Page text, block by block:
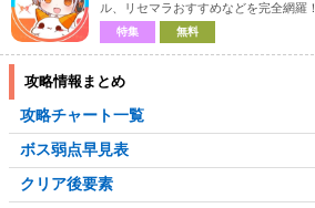
ル、リセマラおすすめなどを完全網羅！
特集 無料
攻略情報まとめ
攻略チャート一覧
ボス弱点早見表
クリア後要素